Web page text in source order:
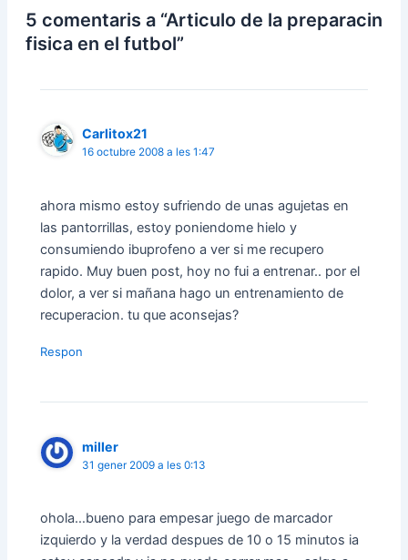
5 comentaris a “Articulo de la preparacin
fisica en el futbol”
Carlitox21
16 octubre 2008 a les 1:47
ahora mismo estoy sufriendo de unas agujetas en
las pantorrillas, estoy poniendome hielo y
consumiendo ibuprofeno a ver si me recupero
rapido. Muy buen post, hoy no fui a entrenar.. por el
dolor, a ver si mañana hago un entrenamiento de
recuperacion. tu que aconsejas?
Respon
miller
31 gener 2009 a les 0:13
ohola…bueno para empesar juego de marcador
izquierdo y la verdad despues de 10 o 15 minutos ia